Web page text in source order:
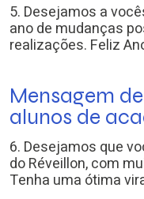
5. Desejamos a
ano de mudanças
realizações. Feliz
Mensagem
alunos de
6. Desejamos que
do Réveillon, com
Tenha uma ótima